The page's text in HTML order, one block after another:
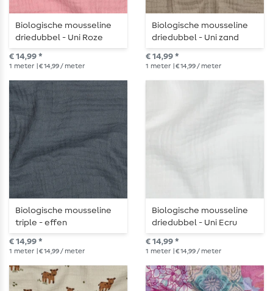
Biologische mousseline
driedubbel - Uni Roze
€ 14,99 *
1 meter | € 14,99 / meter
Biologische mousseline
driedubbel - Uni zand
€ 14,99 *
1 meter | € 14,99 / meter
Biologische mousseline
triple - effen
dennengroen
€ 14,99 *
1 meter | € 14,99 / meter
Biologische mousseline
driedubbel - Uni Ecru
€ 14,99 *
1 meter | € 14,99 / meter